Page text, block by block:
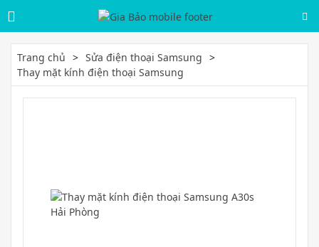
Trang chủ
Sửa điện thoại Samsung
Thay mặt kính điện thoại Samsung